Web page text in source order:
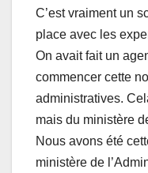
C’est vraiment un
place avec les
On avait fait un
commencer cette
administratives.
mais du ministère
Nous avons été
ministère de